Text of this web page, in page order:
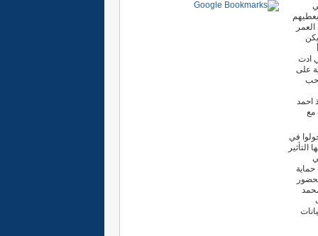
يكن
ادت
على
احمد
مع
في
حماية
الخارجية بمدرسة 12 اكتوبر وبحضور